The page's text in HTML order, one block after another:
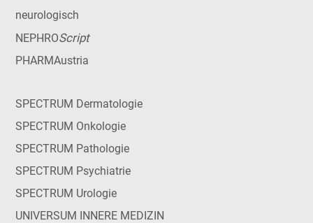
neurologisch
NEPHROScript
PHARMAustria
SPECTRUM Dermatologie
SPECTRUM Onkologie
SPECTRUM Pathologie
SPECTRUM Psychiatrie
SPECTRUM Urologie
UNIVERSUM INNERE MEDIZIN